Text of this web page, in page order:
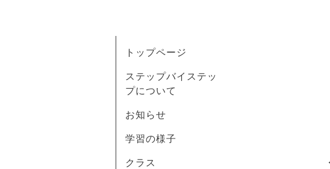
トップページ
ステップバイステッ
プについて
お知らせ
学習の様子
クラス